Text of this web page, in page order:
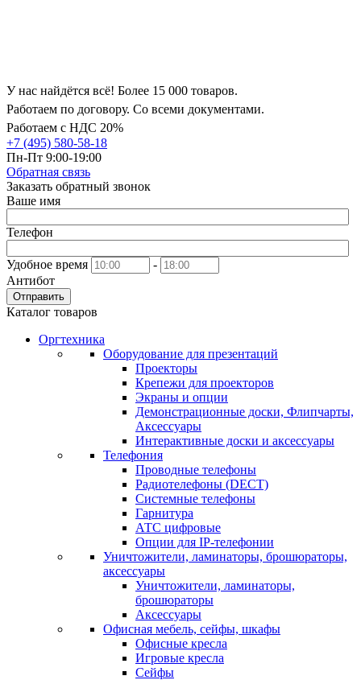
У нас найдётся всё! Более 15 000 товаров.
Работаем по договору. Со всеми документами.
Работаем с НДС 20%
+7 (495) 580-58-18
Пн-Пт 9:00-19:00
Обратная связь
Заказать обратный звонок
Ваше имя
Телефон
Удобное время
-
Антибот
Отправить
Каталог товаров
Оргтехника
Оборудование для презентаций
Проекторы
Крепежи для проекторов
Экраны и опции
Демонстрационные доски, Флипчарты,
Аксессуары
Интерактивные доски и аксессуары
Телефония
Проводные телефоны
Радиотелефоны (DECT)
Системные телефоны
Гарнитура
АТС цифровые
Опции для IP-телефонии
Уничтожители, ламинаторы, брошюраторы,
аксессуары
Уничтожители, ламинаторы,
брошюраторы
Аксессуары
Офисная мебель, сейфы, шкафы
Офисные кресла
Игровые кресла
Сейфы